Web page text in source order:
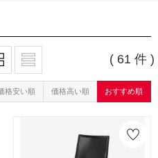
( 61 件 )
格安い順 価格高い順 おすすめ順